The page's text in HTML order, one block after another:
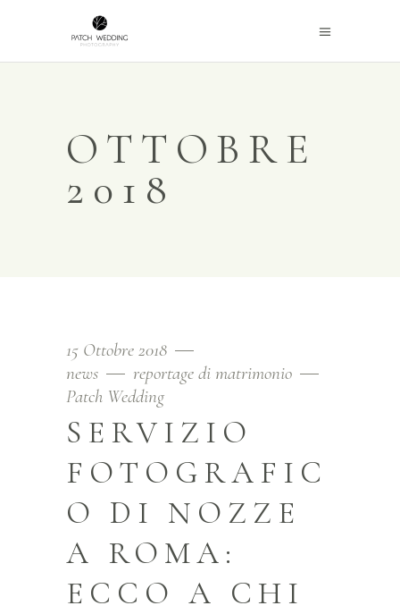
OTTOBRE
2018
15 Ottobre 2018
news
reportage di matrimonio
Patch Wedding
SERVIZIO
FOTOGRAFIC
O DI NOZZE
A ROMA:
ECCO A CHI